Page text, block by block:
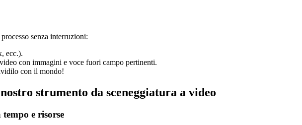
senza interruzioni:
ecc.).
con immagini e voce fuori campo pertinenti.
con il mondo!
strumento da sceneggiatura a video
e risorse